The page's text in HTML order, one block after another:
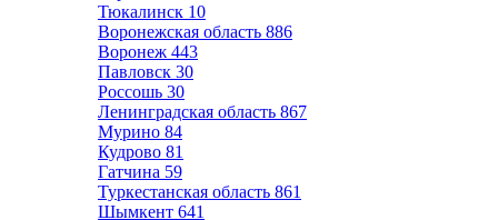
Тюкалинск 10
Воронежская область 886
Воронеж 443
Павловск 30
Россошь 30
Ленинградская область 867
Мурино 84
Кудрово 81
Гатчина 59
Туркестанская область 861
Шымкент 641